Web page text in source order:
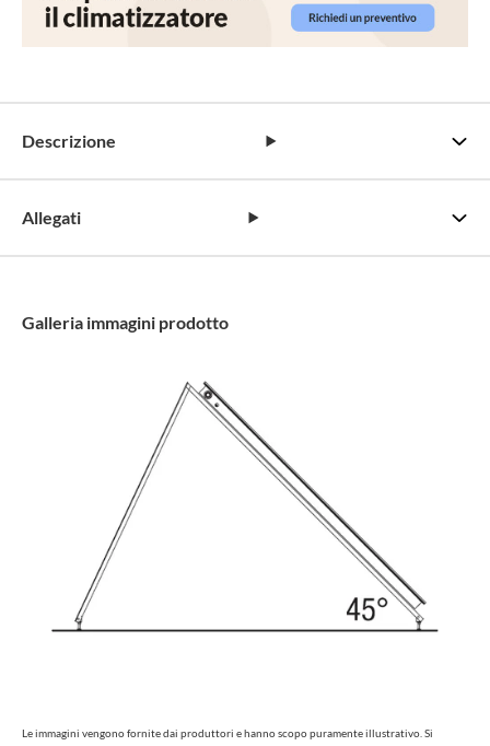
Descrizione
Allegati
Galleria immagini prodotto
Le immagini vengono fornite dai produttori e hanno scopo puramente illustrativo. Si